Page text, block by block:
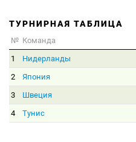
ТУРНИРНАЯ ТАБЛИЦА
№ Команда
1
Нидерланды
2
Япония
3
Швеция
4
Тунис